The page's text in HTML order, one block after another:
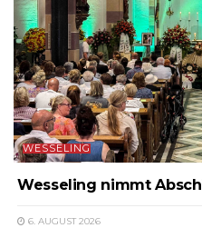
WESSELING
Wesseling nimmt
6. AUGUST 2026